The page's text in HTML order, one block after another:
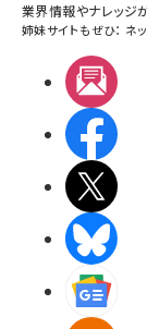
業界情報やナレッジ
姉妹サイトもぜひ： ネ